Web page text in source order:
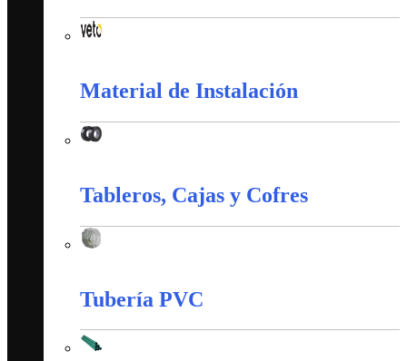
Material de Instalación
Tableros, Cajas y Cofres
Tubería PVC